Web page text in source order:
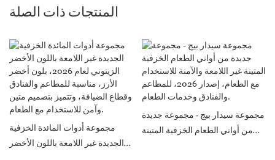
المنتجات ذات الصلة
مجموعة أدوات المائدة الخزفية
الجديدة غير اللامعة باللون الأخضر
مجموعة سيدار بيج - مجموعة جديدة
من أواني الطعام الخزفية المتينة